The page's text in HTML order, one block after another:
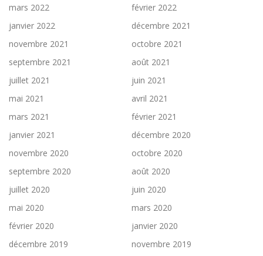
mars 2022
février 2022
janvier 2022
décembre 2021
novembre 2021
octobre 2021
septembre 2021
août 2021
juillet 2021
juin 2021
mai 2021
avril 2021
mars 2021
février 2021
janvier 2021
décembre 2020
novembre 2020
octobre 2020
septembre 2020
août 2020
juillet 2020
juin 2020
mai 2020
mars 2020
février 2020
janvier 2020
décembre 2019
novembre 2019